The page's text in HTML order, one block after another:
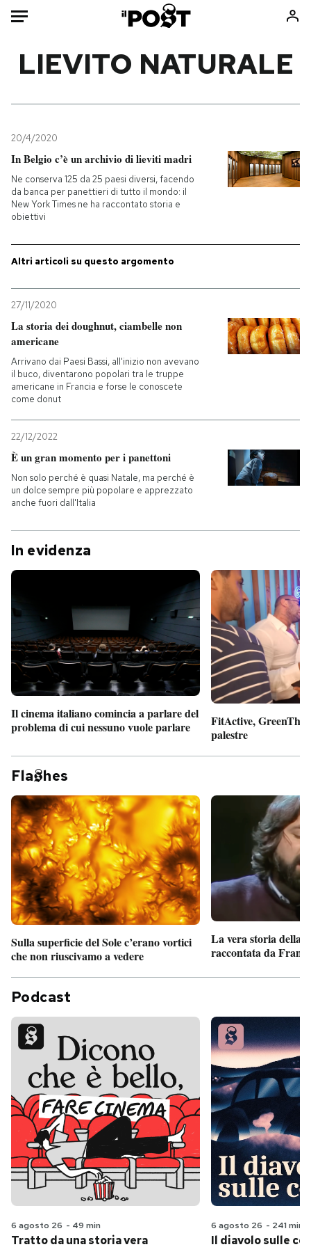
Mondo
Politica
Tecnologia
Internet
Scienza
Economia
Consumismi
Storie/Idee
Ok Boomer!
PODCAST
NEWSLETTER
I MIEI PREFERITI
SHOP
AREA PERSONALE
LIEVITO NATURALE
20/4/2020
In Belgio c’è un archivio di lieviti madri
Ne conserva 125 da 25 paesi diversi, facendo
da banca per panettieri di tutto il mondo: il
New York Times ne ha raccontato storia e
obiettivi
Altri articoli su questo argomento
27/11/2020
La storia dei doughnut, ciambelle non
americane
Arrivano dai Paesi Bassi, all'inizio non avevano
il buco, diventarono popolari tra le truppe
americane in Francia e forse le conoscete
come donut
22/12/2022
È un gran momento per i panettoni
Non solo perché è quasi Natale, ma perché è
un dolce sempre più popolare e apprezzato
anche fuori dall'Italia
In evidenza
Il cinema italiano comincia a parlare del
problema di cui nessuno vuole parlare
FitActive,
palestre
Fla hes
Sulla superficie del Sole c’erano vortici
che non riuscivamo a vedere
La vera storia della
raccontata da
Podcast
6 agosto 26 - 49 min
Tratto da una storia vera
6 agosto 26 - 241 min
Il diavolo sulle